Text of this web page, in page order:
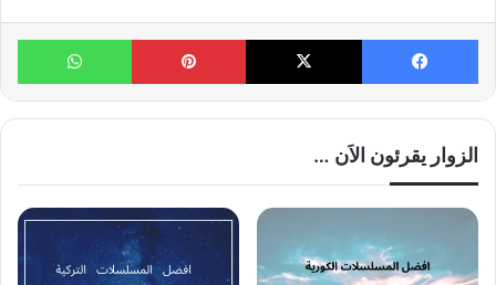
فيسبوك X بينتيريست
الزوار يقرئون الاَن …